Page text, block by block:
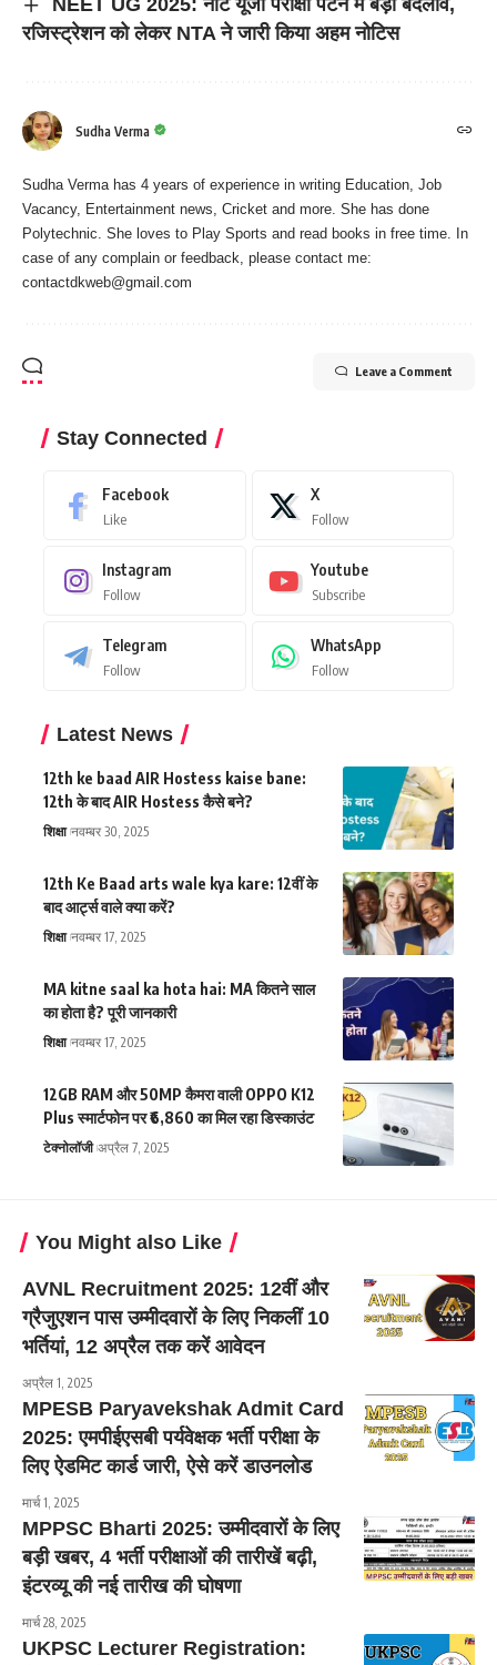
NEET UG 2025: नीट यूजी परीक्षा पैटर्न में बड़ा बदलाव,
रजिस्ट्रेशन को लेकर NTA ने जारी किया अहम नोटिस
Sudha Verma
Sudha Verma has 4 years of experience in writing Education, Job
Vacancy, Entertainment news, Cricket and more. She has done
Polytechnic. She loves to Play Sports and read books in free time. In
case of any complain or feedback, please contact me:
contactdkweb@gmail.com
Leave a Comment
Stay Connected
Facebook
Like
X
Follow
Instagram
Follow
Youtube
Subscribe
Telegram
Follow
WhatsApp
Follow
Latest News
12th ke baad AIR Hostess kaise bane:
12th के बाद AIR Hostess कैसे बने?
शिक्षा नवम्बर 30, 2025
12th Ke Baad arts wale kya kare: 12वीं के
बाद आर्ट्स वाले क्या करें?
शिक्षा नवम्बर 17, 2025
MA kitne saal ka hota hai: MA कितने साल
का होता है? पूरी जानकारी
शिक्षा नवम्बर 17, 2025
12GB RAM और 50MP कैमरा वाली OPPO K12
Plus स्मार्टफोन पर ₹6,860 का मिल रहा डिस्काउंट
टेक्नोलॉजी अप्रैल 7, 2025
You Might also Like
AVNL Recruitment 2025: 12वीं और
ग्रैजुएशन पास उम्मीदवारों के लिए निकलीं 10
भर्तियां, 12 अप्रैल तक करें आवेदन
अप्रैल 1, 2025
MPESB Paryavekshak Admit Card
2025: एमपीईएसबी पर्यवेक्षक भर्ती परीक्षा के
लिए ऐडमिट कार्ड जारी, ऐसे करें डाउनलोड
मार्च 1, 2025
MPPSC Bharti 2025: उम्मीदवारों के लिए
बड़ी खबर, 4 भर्ती परीक्षाओं की तारीखें बढ़ी,
इंटरव्यू की नई तारीख की घोषणा
मार्च 28, 2025
UKPSC Lecturer Registration: